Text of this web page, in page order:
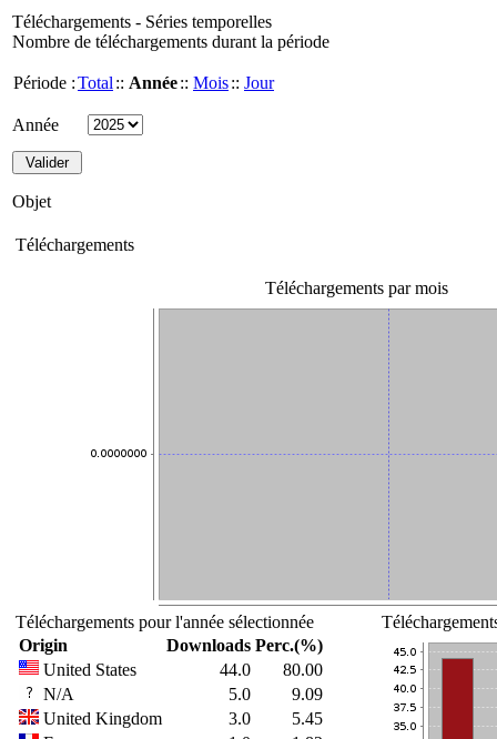
Téléchargements - Séries temporelles
Nombre de téléchargements durant la période
Période :Total :: Année:: Mois:: Jour
Année
Objet
Téléchargements
Téléchargements par mois
Téléchargements pour l'année sélectionnée
Origin
Downloads Perc.(%)
United States
44.0
80.00
N/A
5.0
9.09
United Kingdom
3.0
5.45